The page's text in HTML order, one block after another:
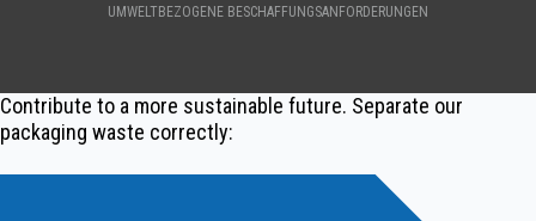
UMWELTBEZOGENE BESCHAFFUNGSANFORDERUNGEN
Contribute to a more sustainable future. Separate our
packaging waste correctly: